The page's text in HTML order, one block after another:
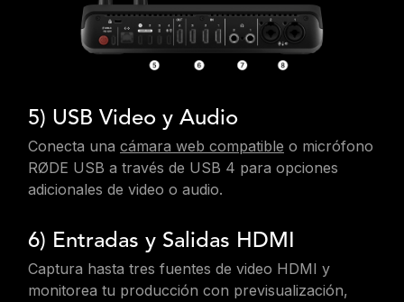
5) USB Video y Audio
Conecta una cámara web compatible o micrófono
RØDE USB a través de USB 4 para opciones
adicionales de video o audio.
6) Entradas y Salidas HDMI
Captura hasta tres fuentes de video HDMI y
monitorea tu producción con previsualización,